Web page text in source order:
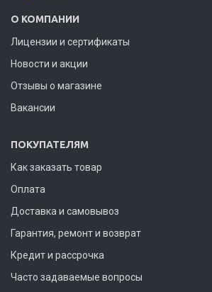
О КОМПАНИИ
Лицензии и сертификаты
Новости и акции
Отзывы о магазине
Вакансии
ПОКУПАТЕЛЯМ
Как заказать товар
Оплата
Доставка и самовывоз
Гарантия, ремонт и возврат
Кредит и рассрочка
Часто задаваемые вопросы